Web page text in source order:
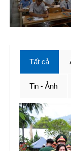
Tất cả
Tin - Ảnh